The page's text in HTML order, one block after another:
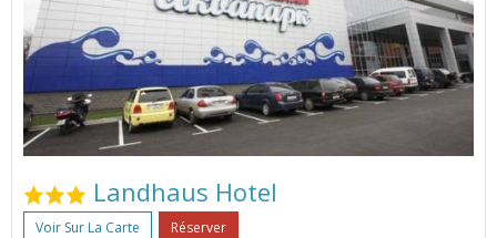
Landhaus Hotel
Voir Sur La Carte Réserver